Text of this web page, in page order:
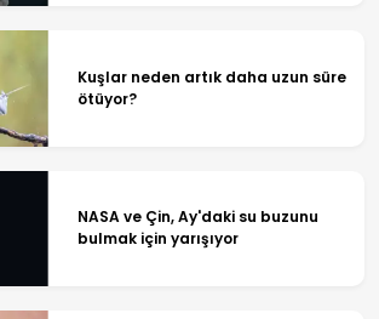
Kuşlar neden artık daha uzun süre
ötüyor?
NASA ve Çin, Ay'daki su buzunu
bulmak için yarışıyor